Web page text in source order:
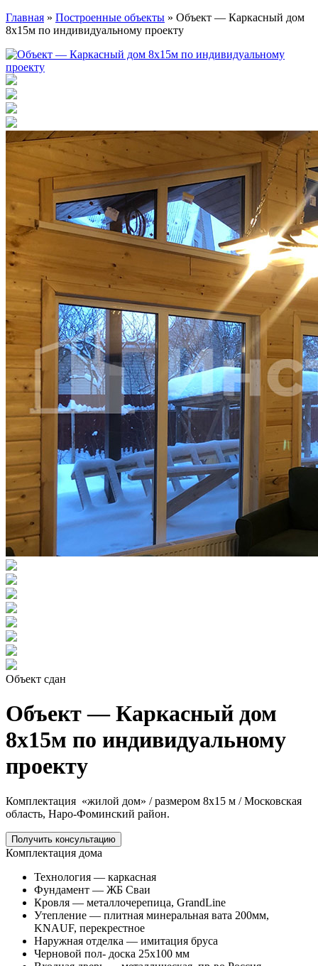
Главная » Построенные объекты » Объект — Каркасный дом
8х15м по индивидуальному проекту
Объект сдан
Объект — Каркасный дом
8х15м по индивидуальному
проекту
Комплектация «жилой дом» /размером 8х15 м /Московская
область, Наро-Фоминский район.
Получить консультацию
Комплектация дома
Технология — каркасная
Фундамент — ЖБ Сваи
Кровля — металлочерепица, GrandLine
Утепление — плитная минеральная вата 200мм,
KNAUF, перекрестное
Наружная отделка — имитация бруса
Черновой пол- доска 25х100 мм